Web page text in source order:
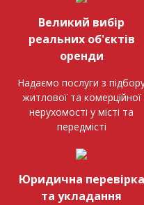
Великий вибір
реальних об'єктів
оренди
Надаємо послуги з
житлової та комерційної
нерухомості у місті та
передмісті
Юридична перевірка
та укладання